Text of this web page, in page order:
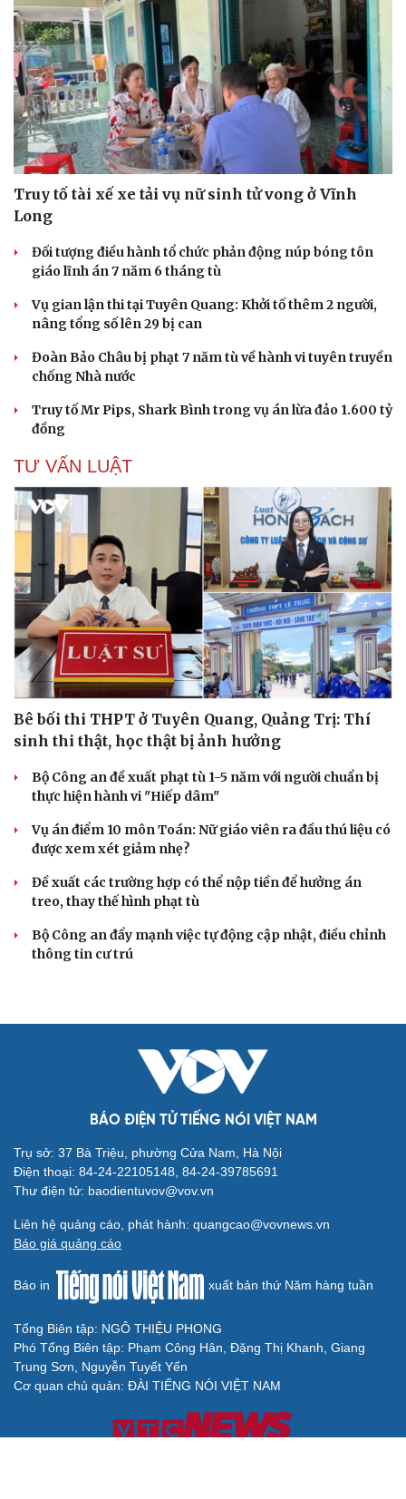
Cải chính
Truy tố tài xế xe tải vụ nữ sinh tử vong ở Vĩnh
Long
Đối tượng điều hành tổ chức phản động núp bóng tôn
giáo lĩnh án 7 năm 6 tháng tù
Vụ gian lận thi tại Tuyên Quang: Khởi tố thêm 2 người,
nâng tổng số lên 29 bị can
Đoàn Bảo Châu bị phạt 7 năm tù về hành vi tuyên truyền
chống Nhà nước
Truy tố Mr Pips, Shark Bình trong vụ án lừa đảo 1.600 tỷ
đồng
TƯ VẤN LUẬT
Bê bối thi THPT ở Tuyên Quang, Quảng Trị: Thí
sinh thi thật, học thật bị ảnh hưởng
Bộ Công an đề xuất phạt tù 1-5 năm với người chuẩn bị
thực hiện hành vi "Hiếp dâm"
Vụ án điểm 10 môn Toán: Nữ giáo viên ra đầu thú liệu có
được xem xét giảm nhẹ?
Đề xuất các trường hợp có thể nộp tiền để hưởng án
treo, thay thế hình phạt tù
Bộ Công an đẩy mạnh việc tự động cập nhật, điều chỉnh
thông tin cư trú
BÁO ĐIỆN TỬ TIẾNG NÓI VIỆT NAM
Trụ sở: 37 Bà Triệu, phường Cửa Nam, Hà Nội
Điện thoại: 84-24-22105148, 84-24-39785691
Thư điện tử: baodientuvov@vov.vn
Liên hệ quảng cáo, phát hành: quangcao@vovnews.vn
Báo giá quảng cáo
Báo in xuất bản thứ Năm hàng tuần
Tổng Biên tập: NGÔ THIỆU PHONG
Phó Tổng Biên tập: Phạm Công Hân, Đặng Thị Khanh, Giang
Trung Sơn, Nguyễn Tuyết Yến
Cơ quan chủ quản: ĐÀI TIẾNG NÓI VIỆT NAM